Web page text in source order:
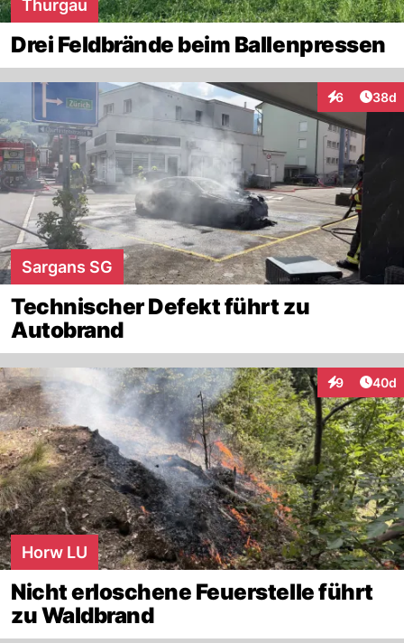
Thurgau
Drei Feldbrände beim Ballenpressen
6
Interaktionen
38d
Sargans SG
Technischer Defekt führt zu
Autobrand
9
Interaktionen
40d
Horw LU
Nicht erloschene Feuerstelle führt
zu Waldbrand